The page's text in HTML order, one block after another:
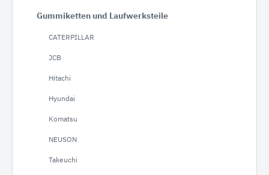
Gummiketten und Laufwerksteile
CATERPILLAR
JCB
Hitachi
Hyundai
Komatsu
NEUSON
Takeuchi